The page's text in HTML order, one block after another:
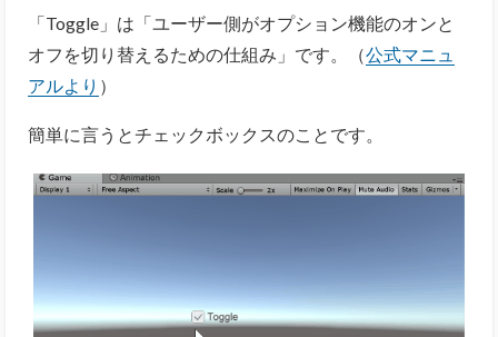
「Toggle」は「ユーザー側がオプション機能のオンと
オフを切り替えるための仕組み」です。（公式マニュ
アルより ）
簡単に言うとチェックボックスのことです。